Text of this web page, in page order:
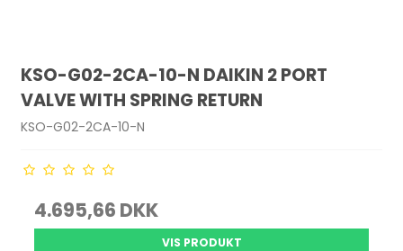
KSO-G02-2CA-10-N DAIKIN 2 PORT
VALVE WITH SPRING RETURN
KSO-G02-2CA-10-N
4.695,66 DKK
VIS PRODUKT